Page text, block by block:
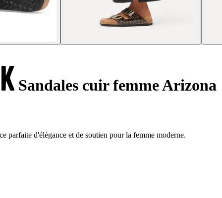
Sandales cuir femme Arizona
parfaite d'élégance et de soutien pour la femme moderne.